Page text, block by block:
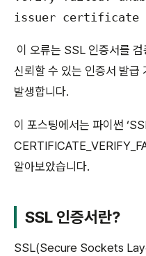
issuer certificate
이 오류는 SSL 인증서를
신뢰할 수 있는 인증서 발급
발생합니다.
이 포스팅에서는 파이썬
알아보았습니다.
SSL 인증서란?
SSL(Secure Sockets